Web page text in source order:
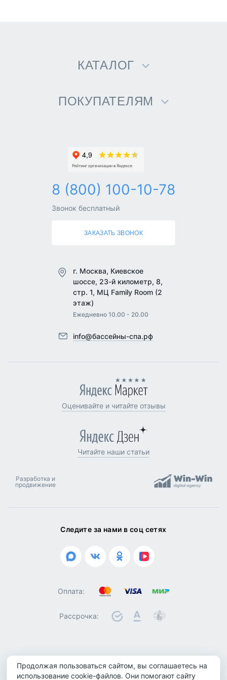
Продолжая пользоваться сайтом, вы соглашаетесь на
использование cookie-файлов. Они помогают сайту
КАТАЛОГ
ПОКУПАТЕЛЯМ
Следите за нами в соц сетях
Оплата:
Рассрочка:
Политика конфиденциальности
8 (800) 100-10-78
Звонок бесплатный
ЗАКАЗАТЬ ЗВОНОК
г. Москва, Киевское
шоссе, 23-й километр, 8,
стр. 1, МЦ Family Room (2
этаж)
Ежедневно 10.00 - 20.00
info@бассейны-спа.рф
Оценивайте и читайте отзывы
Читайте наши статьи
Разработка и
продвижение